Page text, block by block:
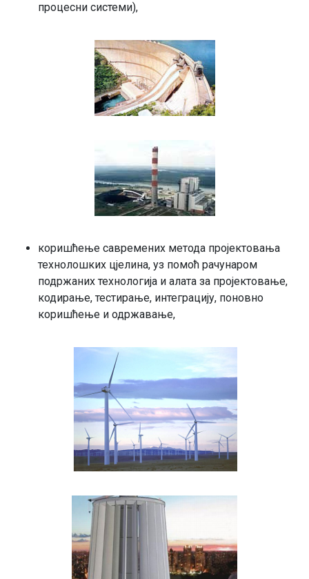
процесни системи),
коришћење савремених метода пројектовања
технолошких цјелина, уз помоћ рачунаром
подржаних технологија и алата за пројектовање,
кодирање, тестирање, интеграцију, поновно
коришћење и одржавање,